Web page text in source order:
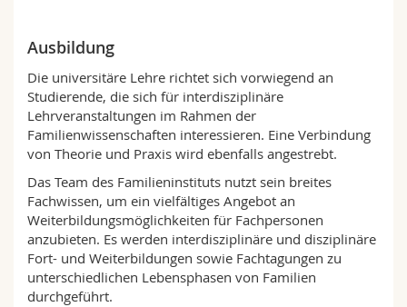
Ausbildung
Die universitäre Lehre richtet sich vorwiegend an
Studierende, die sich für interdisziplinäre
Lehrveranstaltungen im Rahmen der
Familienwissenschaften interessieren. Eine Verbindung
von Theorie und Praxis wird ebenfalls angestrebt.
Das Team des Familieninstituts nutzt sein breites
Fachwissen, um ein vielfältiges Angebot an
Weiterbildungsmöglichkeiten für Fachpersonen
anzubieten. Es werden interdisziplinäre und disziplinäre
Fort- und Weiterbildungen sowie Fachtagungen zu
unterschiedlichen Lebensphasen von Familien
durchgeführt.